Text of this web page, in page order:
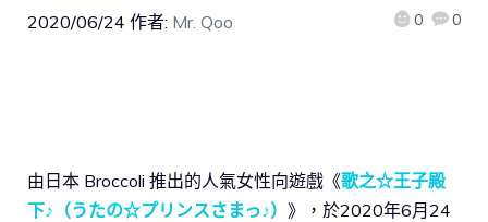
2020/06/24 作者: Mr. Qoo 0 0
由日本 Broccoli 推出的人氣女性向遊戲《歌之☆王子殿
下♪（うたの☆プリンスさまっ♪） 》，於2020年6月24